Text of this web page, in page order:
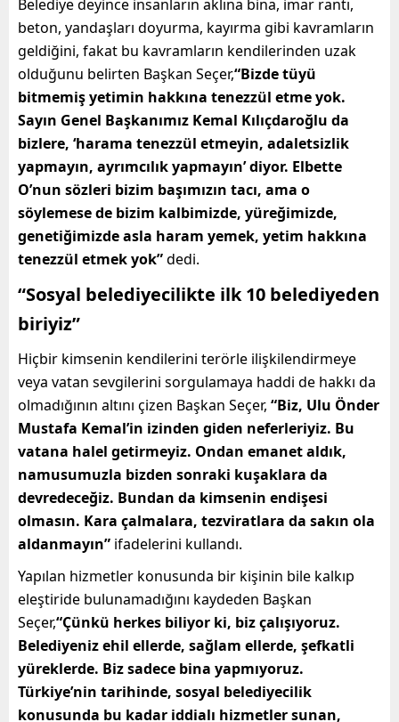
Belediye deyince insanların aklına bina, imar rantı,
beton, yandaşları doyurma, kayırma gibi kavramların
geldiğini, fakat bu kavramların kendilerinden uzak
olduğunu belirten Başkan Seçer,“Bizde tüyü
bitmemiş yetimin hakkına tenezzül etme yok.
Sayın Genel Başkanımız Kemal Kılıçdaroğlu da
bizlere, ‘harama tenezzül etmeyin, adaletsizlik
yapmayın, ayrımcılık yapmayın’ diyor. Elbette
O’nun sözleri bizim başımızın tacı, ama o
söylemese de bizim kalbimizde, yüreğimizde,
genetiğimizde asla haram yemek, yetim hakkına
tenezzül etmek yok”dedi.
“Sosyal belediyecilikte ilk 10 belediyeden
biriyiz”
Hiçbir kimsenin kendilerini terörle ilişkilendirmeye
veya vatan sevgilerini sorgulamaya haddi de hakkı da
olmadığının altını çizen Başkan Seçer, “Biz, Ulu Önder
Mustafa Kemal’in izinden giden neferleriyiz. Bu
vatana halel getirmeyiz. Ondan emanet aldık,
namusumuzla bizden sonraki kuşaklara da
devredeceğiz. Bundan da kimsenin endişesi
olmasın. Kara çalmalara, tezviratlara da sakın ola
aldanmayın” ifadelerini kullandı.
Yapılan hizmetler konusunda bir kişinin bile kalkıp
eleştiride bulunamadığını kaydeden Başkan
Seçer,“Çünkü herkes biliyor ki, biz çalışıyoruz.
Belediyeniz ehil ellerde, sağlam ellerde, şefkatli
yüreklerde. Biz sadece bina yapmıyoruz.
Türkiye’nin tarihinde, sosyal belediyecilik
konusunda bu kadar iddialı hizmetler sunan,